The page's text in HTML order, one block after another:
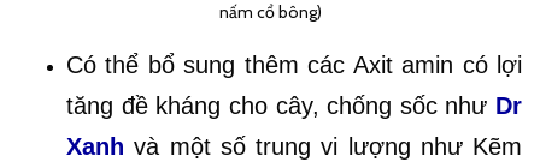
nấm cổ bông)
Có thể bổ sung thêm các Axit amin có lợi
tăng đề kháng cho cây, chống sốc như Dr
Xanh và một số trung vi lượng như Kẽm